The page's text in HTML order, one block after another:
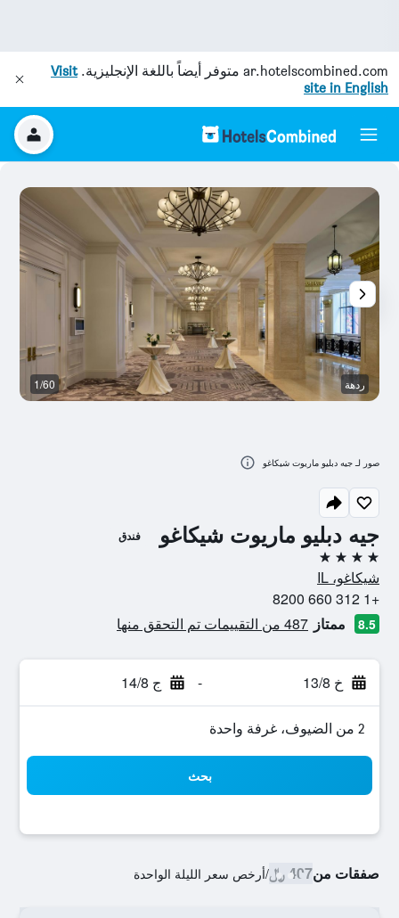
ar.hotelscombined.com متوفر أيضاً باللغة الإنجليزية.Visit
site in English
جيه دبليو ماريوت شيكاغو فندق
4 نجوم
شيكاغو، IL
+1 312 660 8200
8.5 ممتاز 487 من التقييمات تم التحقق منها
خ 13/8 - ج 14/8
2 من الضيوف، غرفة واحدة
بحث
صفقات من407 ﷼ /أرخص سعر الليلة الواحدة
ردهة 1/60
صور لـ جيه دبليو ماريوت شيكاغو